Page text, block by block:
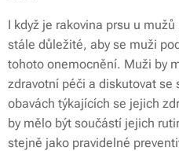
I když je rakovina prsu u
stále důležité, aby se muži
tohoto onemocnění. Muži by
zdravotní péči a diskutovat se
obavách týkajících se jejich
by mělo být součástí jejich
stejně jako pravidelné